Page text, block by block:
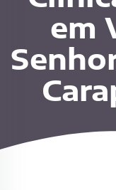
Aparecida,
Carapicuíba,
consulta
em